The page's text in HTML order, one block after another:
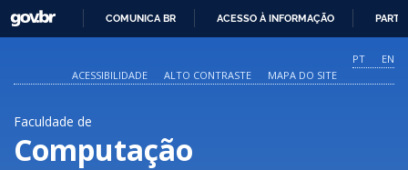
O
CONTEÚDO
GOVBR
COMUNICA BR ACESSO À INFORMAÇÃO
PT
EN
ACESSIBILIDADE
ALTO CONTRASTE MAPA DO SITE
Faculdade de
Computação